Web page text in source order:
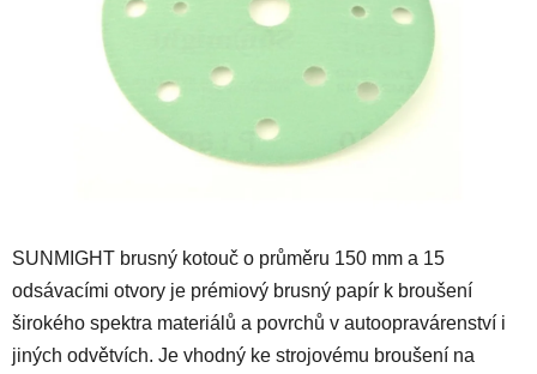
SUNMIGHT brusný kotouč o průměru 150 mm a 15
odsávacími otvory je prémiový brusný papír k broušení
širokého spektra materiálů a povrchů v autoopravárenství i
jiných odvětvích. Je vhodný ke strojovému broušení na